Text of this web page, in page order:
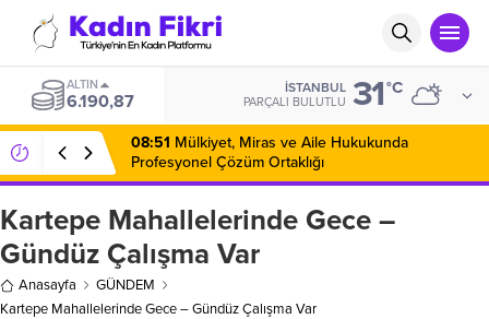
ALTIN
6.190,87
İSTANBUL
PARÇALI BULUTLU 31°C
08:51 Mülkiyet, Miras ve Aile Hukukunda
Profesyonel Çözüm Ortaklığı
Kartepe Mahallelerinde Gece –
Gündüz Çalışma Var
Anasayfa
GÜNDEM
Kartepe Mahallelerinde Gece – Gündüz Çalışma Var